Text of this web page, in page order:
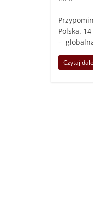
Polska.
–
Czytaj